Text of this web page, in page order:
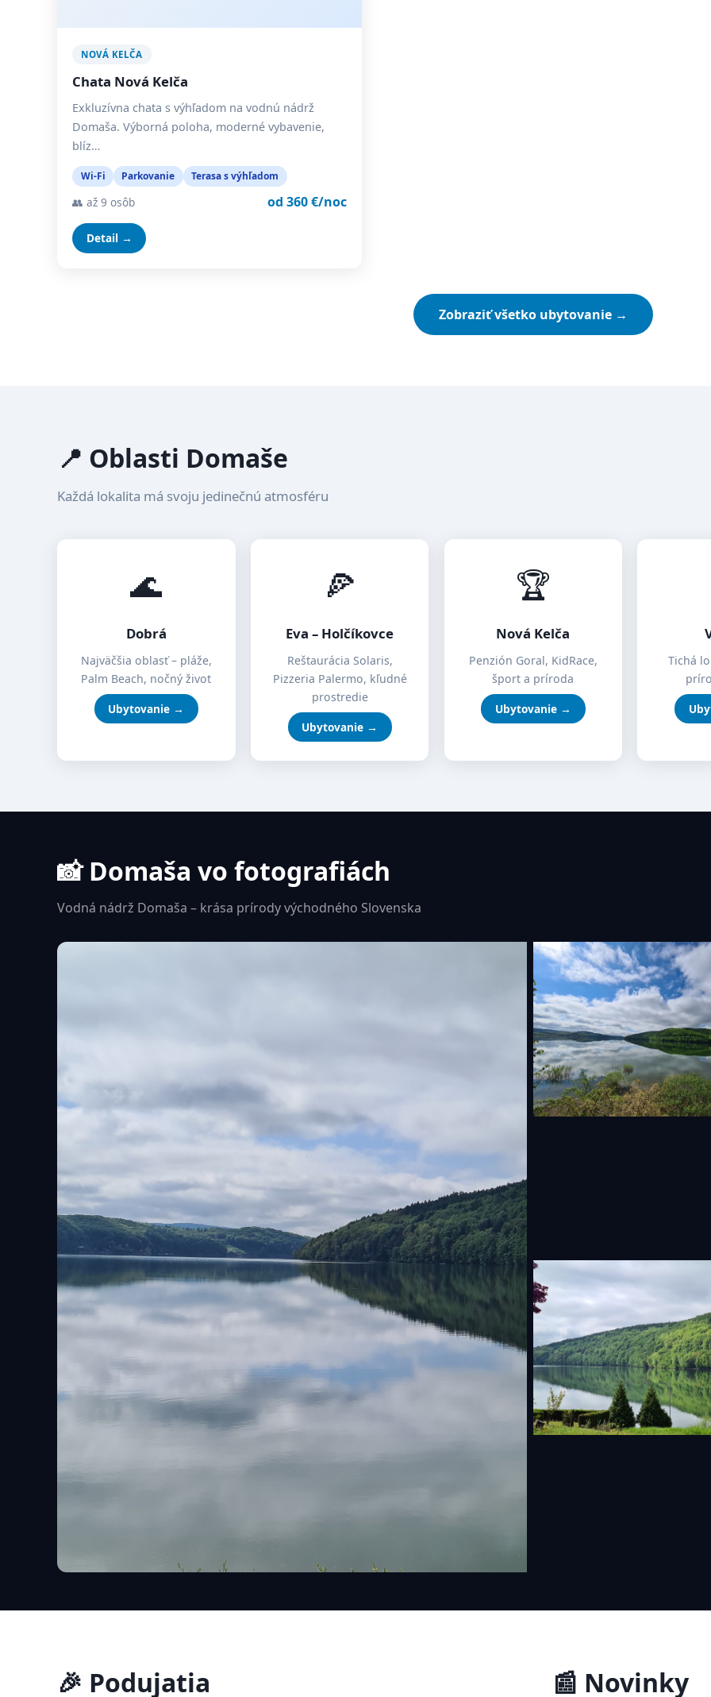
NOVÁ KELČA
Chata Nová Kelča
Exkluzívna chata s výhľadom na vodnú nádrž
Domaša. Výborná poloha, moderné vybavenie,
blíz…
Wi-Fi Parkovanie Terasa s výhľadom
👥 až 9 osôb od 360 €/noc
Detail →
Zobraziť všetko ubytovanie →
📍 Oblasti Domaše
Každá lokalita má svoju jedinečnú atmosféru
🌊
Dobrá
Najväčšia oblasť – pláže,
Palm Beach, nočný život
Ubytovanie →
🍕
Eva – Holčíkovce
Reštaurácia Solaris,
Pizzeria Palermo, kľudné
prostredie
Ubytovanie →
🏆
Nová Kelča
Penzión Goral, KidRace,
šport a príroda
Ubytovanie →
Tichá
📸 Domaša vo fotografiách
Vodná nádrž Domaša – krása prírody východného Slovenska
🎉 Podujatia 📰 Novinky